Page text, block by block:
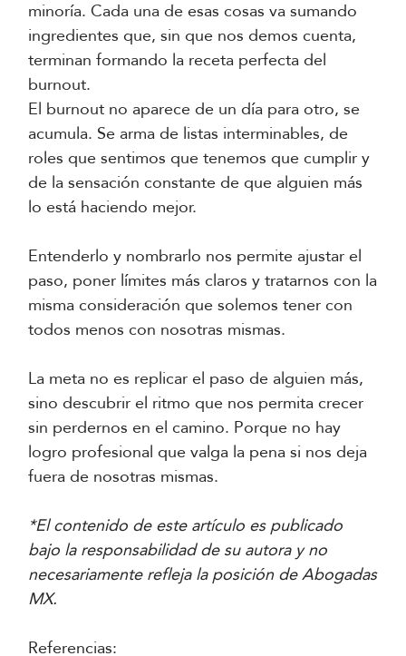
minoría. Cada una de esas cosas va sumando
ingredientes que, sin que nos demos cuenta,
terminan formando la receta perfecta del
burnout.
El burnout no aparece de un día para otro, se
acumula. Se arma de listas interminables, de
roles que sentimos que tenemos que cumplir y
de la sensación constante de que alguien más
lo está haciendo mejor.
Entenderlo y nombrarlo nos permite ajustar el
paso, poner límites más claros y tratarnos con la
misma consideración que solemos tener con
todos menos con nosotras mismas.
La meta no es replicar el paso de alguien más,
sino descubrir el ritmo que nos permita crecer
sin perdernos en el camino. Porque no hay
logro profesional que valga la pena si nos deja
fuera de nosotras mismas.
*El contenido de este artículo es publicado
bajo la responsabilidad de su autora y no
necesariamente refleja la posición de Abogadas
MX.
Referencias: